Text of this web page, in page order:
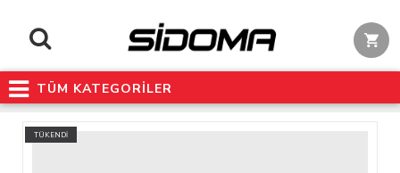
TÜM KATEGORİLER
TÜKENDİ